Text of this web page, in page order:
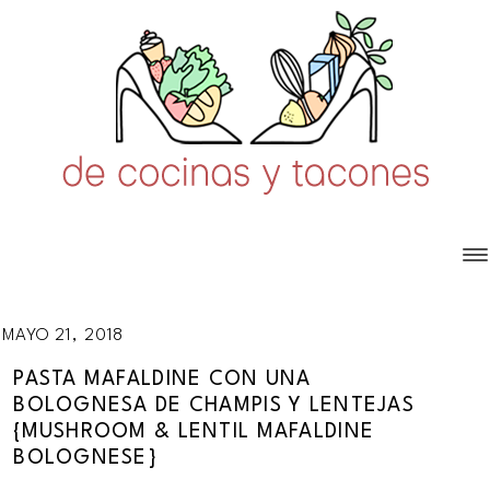
MAYO 21, 2018
PASTA MAFALDINE CON UNA
BOLOGNESA DE CHAMPIS Y LENTEJAS
{MUSHROOM & LENTIL MAFALDINE
BOLOGNESE}